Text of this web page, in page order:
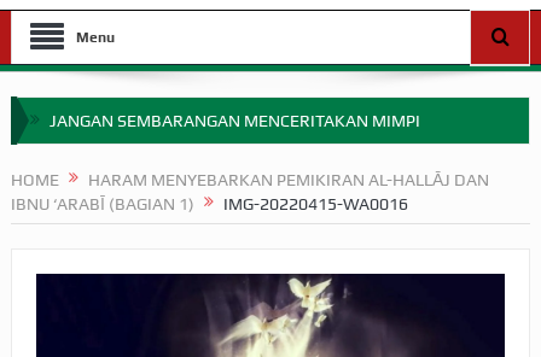
Menu
JANGAN SEMBARANGAN MENCERITAKAN MIMPI
MIMPI YANG DIABAIKAN MENJELANG PERANG BADAR
SEBELUM TIBA SAAT WAJIB?
HAKIKAT NIKMAT DI DUNIA!
HOME
HARAM MENYEBARKAN PEMIKIRAN AL-HALLĀJ DAN
IBNU ‘ARABĪ (BAGIAN 1)
IMG-20220415-WA0016